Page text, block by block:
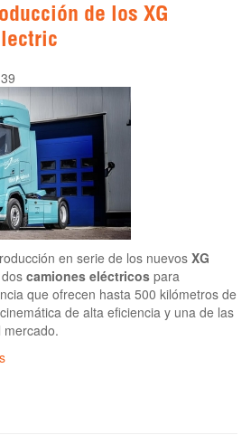
de los XG
en serie de los nuevos XG
camiones eléctricos para
que ofrecen hasta 500 kilómetros de
de alta eficiencia y una de las
mercado.